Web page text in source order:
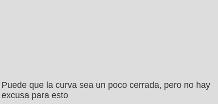
Puede que la curva sea un poco cerrada, pero no hay
excusa para esto